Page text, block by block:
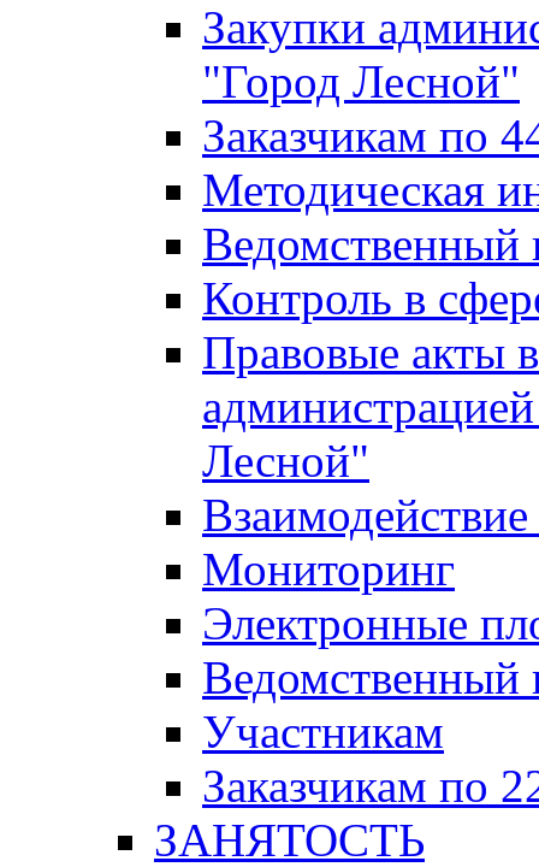
Закупки
"Город Лесной"
Заказчикам по
Методическая
Ведомственный
Контроль в
Правовые акты
Лесной"
Мониторинг
Электронные
Ведомственный
Участникам
Заказчикам по
ЗАНЯТОСТЬ